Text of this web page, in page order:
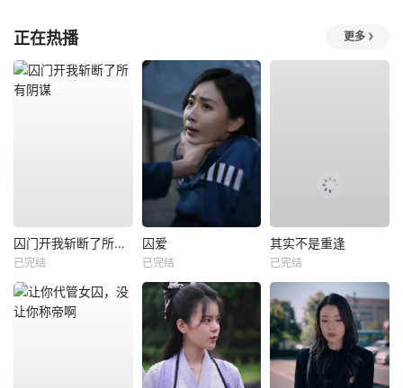
正在热播 更多
囚门开我斩断了所有阴谋
已完结
囚爱
已完结
其实不是重逢
已完结